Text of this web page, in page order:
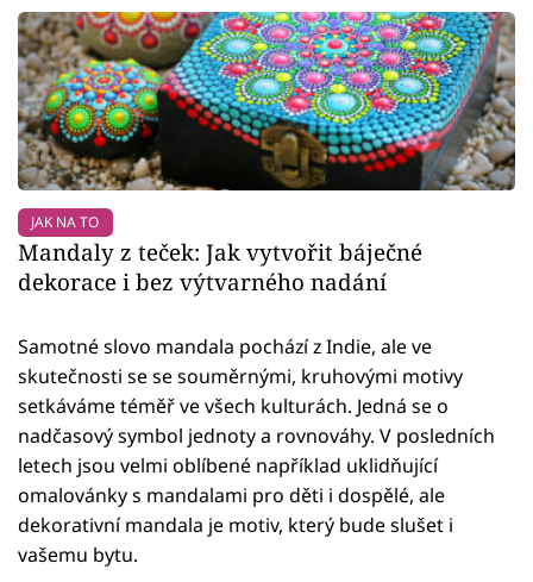
JAK NA TO
Mandaly z teček: Jak vytvořit báječné
dekorace i bez výtvarného nadání
Samotné slovo mandala pochází z Indie, ale ve
skutečnosti se se souměrnými, kruhovými motivy
setkáváme téměř ve všech kulturách. Jedná se o
nadčasový symbol jednoty a rovnováhy. V posledních
letech jsou velmi oblíbené například uklidňující
omalovánky s mandalami pro děti i dospělé, ale
dekorativní mandala je motiv, který bude slušet i
vašemu bytu.